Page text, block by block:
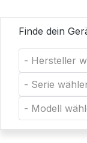
Finde dein
- Hersteller
- Serie
- Modell